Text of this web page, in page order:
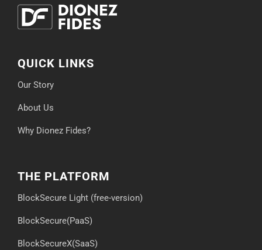
QUICK LINKS
Our Story
About Us
Why Dionez Fides?
THE PLATFORM
BlockSecure Light (free-version)
BlockSecure(PaaS)
BlockSecureX(SaaS)